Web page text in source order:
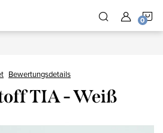
Bewertungsdetails
TIA - Weiß